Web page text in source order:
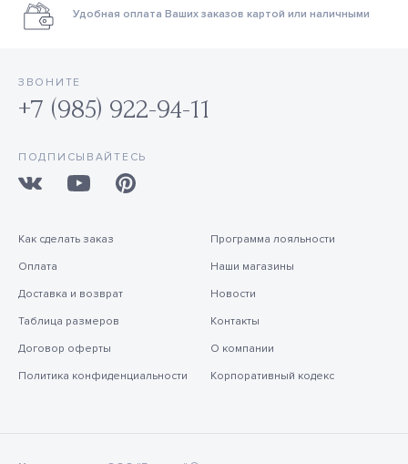
Удобная оплата Ваших заказов картой или наличными
ЗВОНИТЕ
+7 (985) 922-94-11
ПОДПИСЫВАЙТЕСЬ
Как сделать заказ
Оплата
Доставка и возврат
Таблица размеров
Договор оферты
Политика конфиденциальности
Программа лояльности
Наши магазины
Новости
Контакты
О компании
Корпоративный кодекс